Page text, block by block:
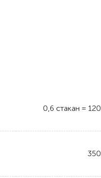
0,6 стакан = 120
350